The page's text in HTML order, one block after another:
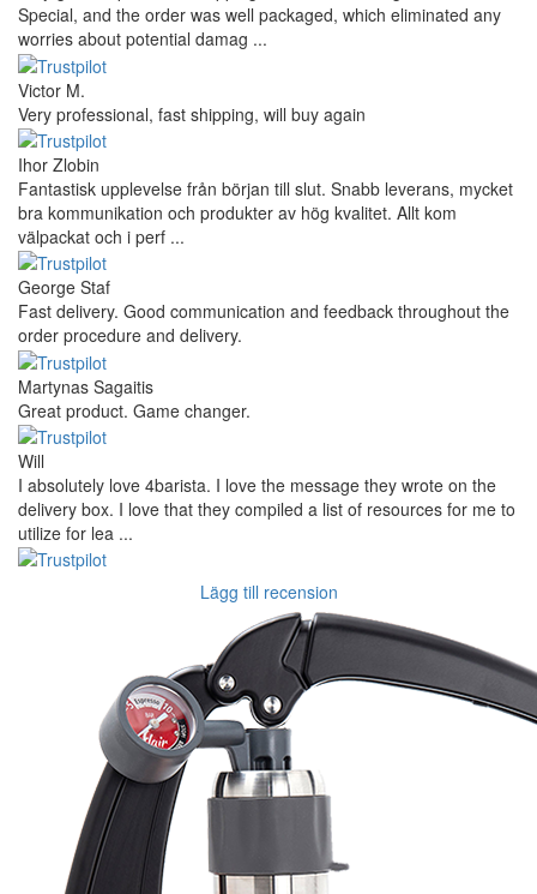
Special, and the order was well packaged, which eliminated any
worries about potential damag ...
Victor M.
Very professional, fast shipping, will buy again
Ihor Zlobin
Fantastisk upplevelse från början till slut. Snabb leverans, mycket
bra kommunikation och produkter av hög kvalitet. Allt kom
välpackat och i perf ...
George Staf
Fast delivery. Good communication and feedback throughout the
order procedure and delivery.
Martynas Sagaitis
Great product. Game changer.
Will
I absolutely love 4barista. I love the message they wrote on the
delivery box. I love that they compiled a list of resources for me to
utilize for lea ...
Lägg till recension